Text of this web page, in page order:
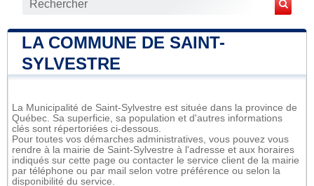
LA COMMUNE DE SAINT-
SYLVESTRE
La Municipalité de Saint-Sylvestre est située dans la province de
Québec. Sa superficie, sa population et d'autres informations
clés sont répertoriées ci-dessous.
Pour toutes vos démarches administratives, vous pouvez vous
rendre à la mairie de Saint-Sylvestre à l'adresse et aux horaires
indiqués sur cette page ou contacter le service client de la mairie
par téléphone ou par mail selon votre préférence ou selon la
disponibilité du service.